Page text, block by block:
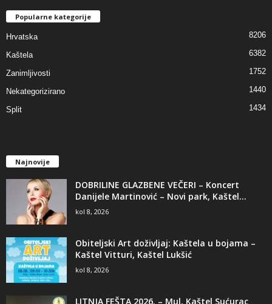
Popularne kategorije
Hrvatska 8206
Kaštela 6382
Zanimljivosti 1752
Nekategorizirano 1440
Split 1434
Najnovije
DOBRILINE GLAZBENE VEČERI – Koncert
Danijele Martinović – Novi park, Kaštel...
kol 8, 2026
Obiteljski Art doživljaj: Kaštela u bojama –
Kaštel Vitturi, Kaštel Lukšić
kol 8, 2026
LITNJA FEŠTA 2026. – Mul, Kaštel Sućurac